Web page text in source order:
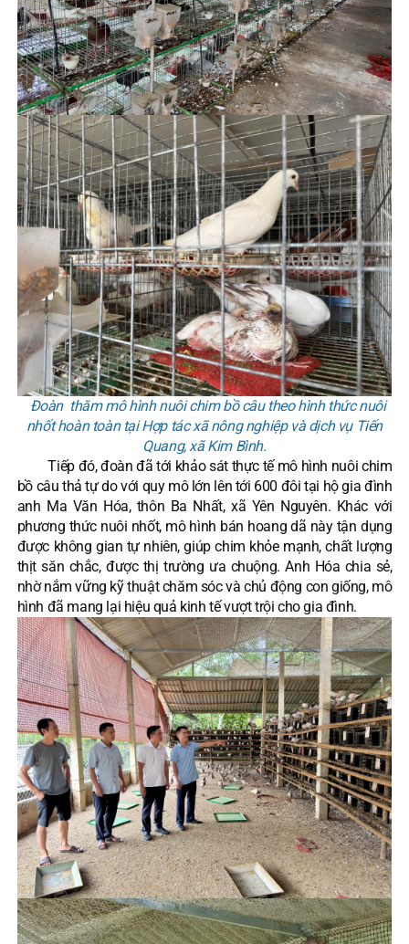
Đoàn thăm mô hình nuôi chim bồ câu theo hình thức nuôi
nhốt hoàn toàn tại Hợp tác xã nông nghiệp và dịch vụ Tiến
Quang, xã Kim Bình.
Tiếp đó, đoàn đã tới khảo sát thực tế mô hình nuôi chim
bồ câu thả tự do với quy mô lớn lên tới 600 đôi tại hộ gia đình
anh Ma Văn Hóa, thôn Ba Nhất, xã Yên Nguyên. Khác với
phương thức nuôi nhốt, mô hình bán hoang dã này tận dụng
được không gian tự nhiên, giúp chim khỏe mạnh, chất lượng
thịt săn chắc, được thị trường ưa chuộng. Anh Hóa chia sẻ,
nhờ nắm vững kỹ thuật chăm sóc và chủ động con giống, mô
hình đã mang lại hiệu quả kinh tế vượt trội cho gia đình.